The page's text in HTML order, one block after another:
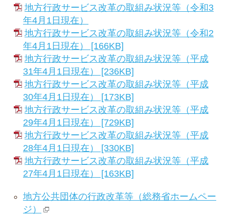
地方行政サービス改革の取組み状況等（令和3
年4月1日現在）
地方行政サービス改革の取組み状況等（令和2
年4月1日現在） [166KB]
地方行政サービス改革の取組み状況等（平成
31年4月1日現在） [236KB]
地方行政サービス改革の取組み状況等（平成
30年4月1日現在） [173KB]
地方行政サービス改革の取組み状況等（平成
29年4月1日現在） [729KB]
地方行政サービス改革の取組み状況等（平成
28年4月1日現在） [330KB]
地方行政サービス改革の取組み状況等（平成
27年4月1日現在） [163KB]
地方公共団体の行政改革等（総務省ホームペー
ジ）